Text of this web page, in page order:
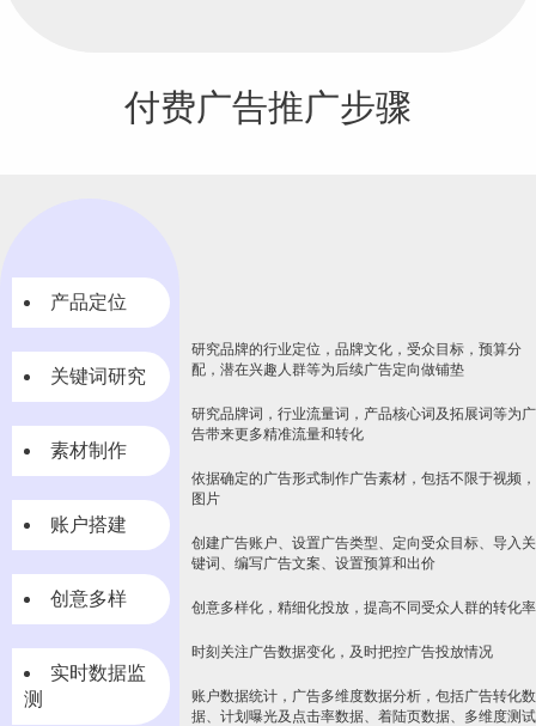
付费广告推广步骤
产品定位
关键词研究
素材制作
账户搭建
创意多样
实时数据监
测
研究品牌的行业定位，品牌文化，受众目标，预算分
配，潜在兴趣人群等为后续广告定向做铺垫
研究品牌词，行业流量词，产品核心词及拓展词等为广
告带来更多精准流量和转化
依据确定的广告形式制作广告素材，包括不限于视频，
图片
创建广告账户、设置广告类型、定向受众目标、导入关
键词、编写广告文案、设置预算和出价
创意多样化，精细化投放，提高不同受众人群的转化率
时刻关注广告数据变化，及时把控广告投放情况
账户数据统计，广告多维度数据分析，包括广告转化数
据、计划曝光及点击率数据、着陆页数据、多维度测试